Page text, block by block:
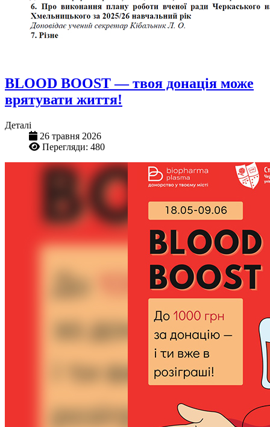
BLOOD BOOST — твоя донація може
врятувати життя!
Деталі
26 травня 2026
Перегляди: 480